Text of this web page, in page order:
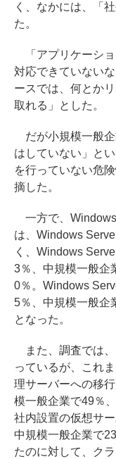
く、なかには、「
た。
「アプリケーショ
対応できていない
ースでは、何とか
取れる」とした。
だが小規模一般企
はしていない」と
を行っていない危
摘した。
一方で、
は、Windows
く、Windows
3％、中規模一般企
0％。Windows
5％、中規模一般企
となった。
また、調査では、
っているが、これ
理サーバーへの移
模一般企業で49％
社内設置の仮想サ
中規模一般企業で
たのに対して、ク